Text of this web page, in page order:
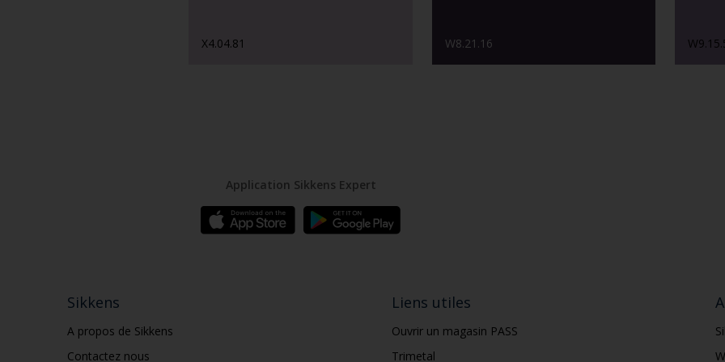
X4.04.81 W8.21.16
Application Sikkens Expert
Sikkens
A propos de Sikkens
Contactez nous
Liens utiles
Ouvrir un magasin PASS
Trimetal